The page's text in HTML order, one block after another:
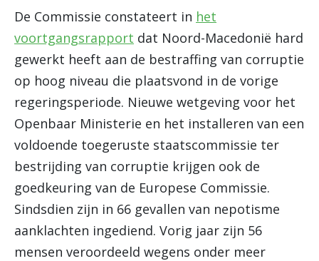
De Commissie constateert in het
voortgangsrapport dat Noord-Macedonië hard
gewerkt heeft aan de bestraffing van corruptie
op hoog niveau die plaatsvond in de vorige
regeringsperiode. Nieuwe wetgeving voor het
Openbaar Ministerie en het installeren van een
voldoende toegeruste staatscommissie ter
bestrijding van corruptie krijgen ook de
goedkeuring van de Europese Commissie.
Sindsdien zijn in 66 gevallen van nepotisme
aanklachten ingediend. Vorig jaar zijn 56
mensen veroordeeld wegens onder meer